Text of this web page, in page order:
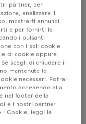
persone hanno
trovandola
risultare la tua
naturali
che alterano la
innanzitutto
riposo, poi lo
di temperatura
del viso come
partner, per
analizzare il
mostrarti annunci
e per fornirti le
i pulsanti
con i soli cookie
di cookie oppure
scegli di chiudere il
mantenute le
necessari. Potrai
accedendo alla
nel footer della
e i nostri partner
Cookie, leggi la